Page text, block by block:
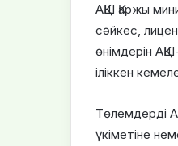
АҚШ Қаржы
сәйкес,
өнімдерін
іліккен
Төлемдерді
үкіметіне